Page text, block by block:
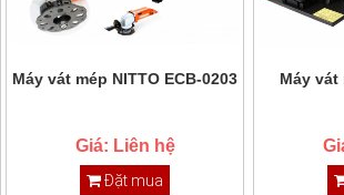
Máy vát mép NITTO ECB-0203
Giá: Liên hệ
Đặt mua
Máy vát